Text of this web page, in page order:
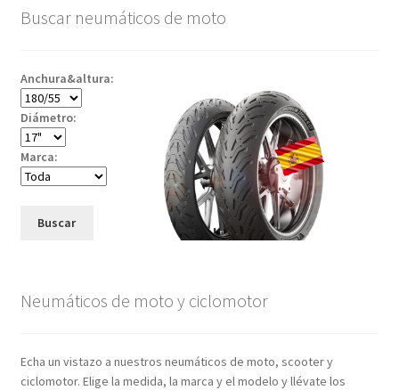
Buscar neumáticos de moto
Anchura&altura:
Diámetro:
Marca:
Buscar
Neumáticos de moto y ciclomotor
Echa un vistazo a nuestros neumáticos de moto, scooter y
ciclomotor. Elige la medida, la marca y el modelo y llévate los